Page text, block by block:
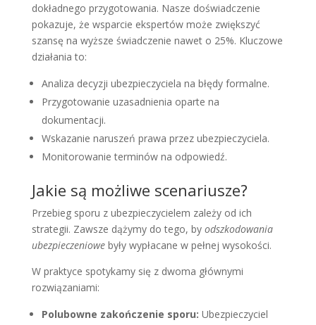
dokładnego przygotowania. Nasze doświadczenie
pokazuje, że wsparcie ekspertów może zwiększyć
szansę na wyższe świadczenie nawet o 25%. Kluczowe
działania to:
Analiza decyzji ubezpieczyciela na błędy formalne.
Przygotowanie uzasadnienia oparte na
dokumentacji.
Wskazanie naruszeń prawa przez ubezpieczyciela.
Monitorowanie terminów na odpowiedź.
Jakie są możliwe scenariusze?
Przebieg sporu z ubezpieczycielem zależy od ich
strategii. Zawsze dążymy do tego, by odszkodowania
ubezpieczeniowebyły wypłacane w pełnej wysokości.
W praktyce spotykamy się z dwoma głównymi
rozwiązaniami:
Polubowne zakończenie sporu: Ubezpieczyciel